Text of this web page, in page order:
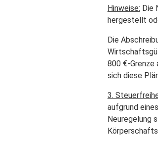
Hinweise: Die
hergestellt
Die
800 €-Grenze
sich diese
3.
aufgrund
Neuregelung